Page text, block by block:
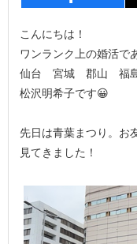
こんにちは！
ワンランク上の婚活で
仙台 宮城 郡山 福島
松沢明希子です😀
先日は青葉まつり。お
見てきました！